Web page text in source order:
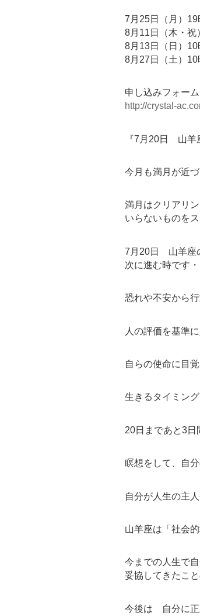
7月25日（月）
8月11日（木・祝
8月13日（日）
8月27日（土）
申し込みフォーム
http://crystal-
『7月20日 山羊
今月も満月が近
満月はクリアリ
いらないものを
7月20日 山羊座
次に進む時です・
恐れや不安から
人の評価を基準
自らの使命に目覚
生きるタイミン
20日まであと3日
瞑想をして、自
自分が人生の主
山羊座は「社会
今までの人生で
妥協してきたこ
今後は 自分に正